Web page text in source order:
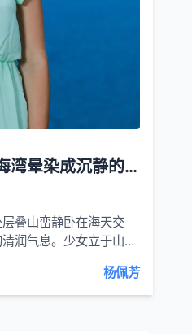
山海之间 一抹浅青：暮色将海湾晕染成沉静的湛蓝色
叠山峦静卧在海天交
润气息。少女立于山崖
杨佩芳